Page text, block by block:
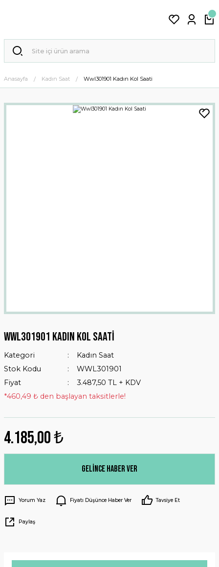
Anasayfa Kadın Saat Wwl301901 Kadın Kol Saati
Wwl301901 Kadın Kol Saati
Kategori
Kadın Saat
Stok Kodu
WWL301901
Fiyat
3.487,50 TL + KDV
*460,49 ₺ den başlayan taksitlerle!
4.185,00 ₺
Gelince Haber Ver
Yorum Yaz Fiyatı Düşünce Haber Ver Tavsiye Et
Paylaş